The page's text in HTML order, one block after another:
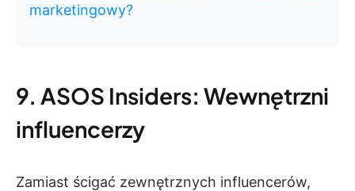
marketingowy?
9. ASOS Insiders: Wewnętrzni
influencerzy
Zamiast ścigać zewnętrznych influencerów,